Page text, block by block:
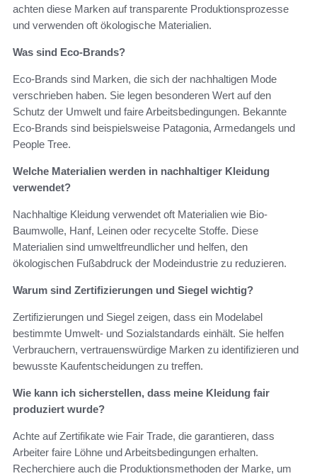
achten diese Marken auf transparente Produktionsprozesse
und verwenden oft ökologische Materialien.
Was sind Eco-Brands?
Eco-Brands sind Marken, die sich der nachhaltigen Mode
verschrieben haben. Sie legen besonderen Wert auf den
Schutz der Umwelt und faire Arbeitsbedingungen. Bekannte
Eco-Brands sind beispielsweise Patagonia, Armedangels und
People Tree.
Welche Materialien werden in nachhaltiger Kleidung
verwendet?
Nachhaltige Kleidung verwendet oft Materialien wie Bio-
Baumwolle, Hanf, Leinen oder recycelte Stoffe. Diese
Materialien sind umweltfreundlicher und helfen, den
ökologischen Fußabdruck der Modeindustrie zu reduzieren.
Warum sind Zertifizierungen und Siegel wichtig?
Zertifizierungen und Siegel zeigen, dass ein Modelabel
bestimmte Umwelt- und Sozialstandards einhält. Sie helfen
Verbrauchern, vertrauenswürdige Marken zu identifizieren und
bewusste Kaufentscheidungen zu treffen.
Wie kann ich sicherstellen, dass meine Kleidung fair
produziert wurde?
Achte auf Zertifikate wie Fair Trade, die garantieren, dass
Arbeiter faire Löhne und Arbeitsbedingungen erhalten.
Recherchiere auch die Produktionsmethoden der Marke, um